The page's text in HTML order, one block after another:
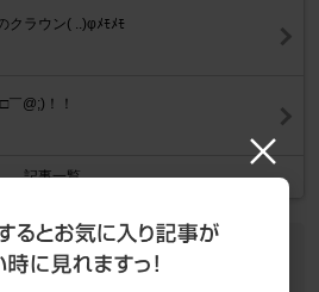
クラウン( ..)φﾒﾓﾒﾓ
￣@;)！！
記事一覧